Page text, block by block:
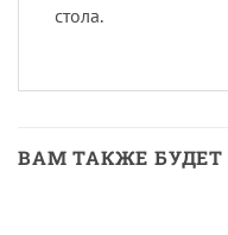
стола.
ВАМ ТАКЖЕ БУДЕТ